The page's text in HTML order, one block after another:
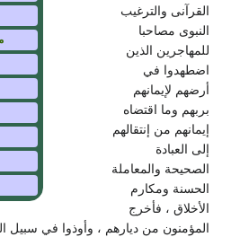
القرآنى والترغيب
النبوى مصاحبا
للمهاجرين الذين
اضطهدوا في
أرضهم لإيمانهم
بربهم وما اقتضاه
إيمانهم من إنتقالهم
إلى العبادة
الصحيحة والمعاملة
الحسنة ومكارم
الأخلاق ، فأخرج
المؤمنون من ديارهم ، وأوذوا في سبيل